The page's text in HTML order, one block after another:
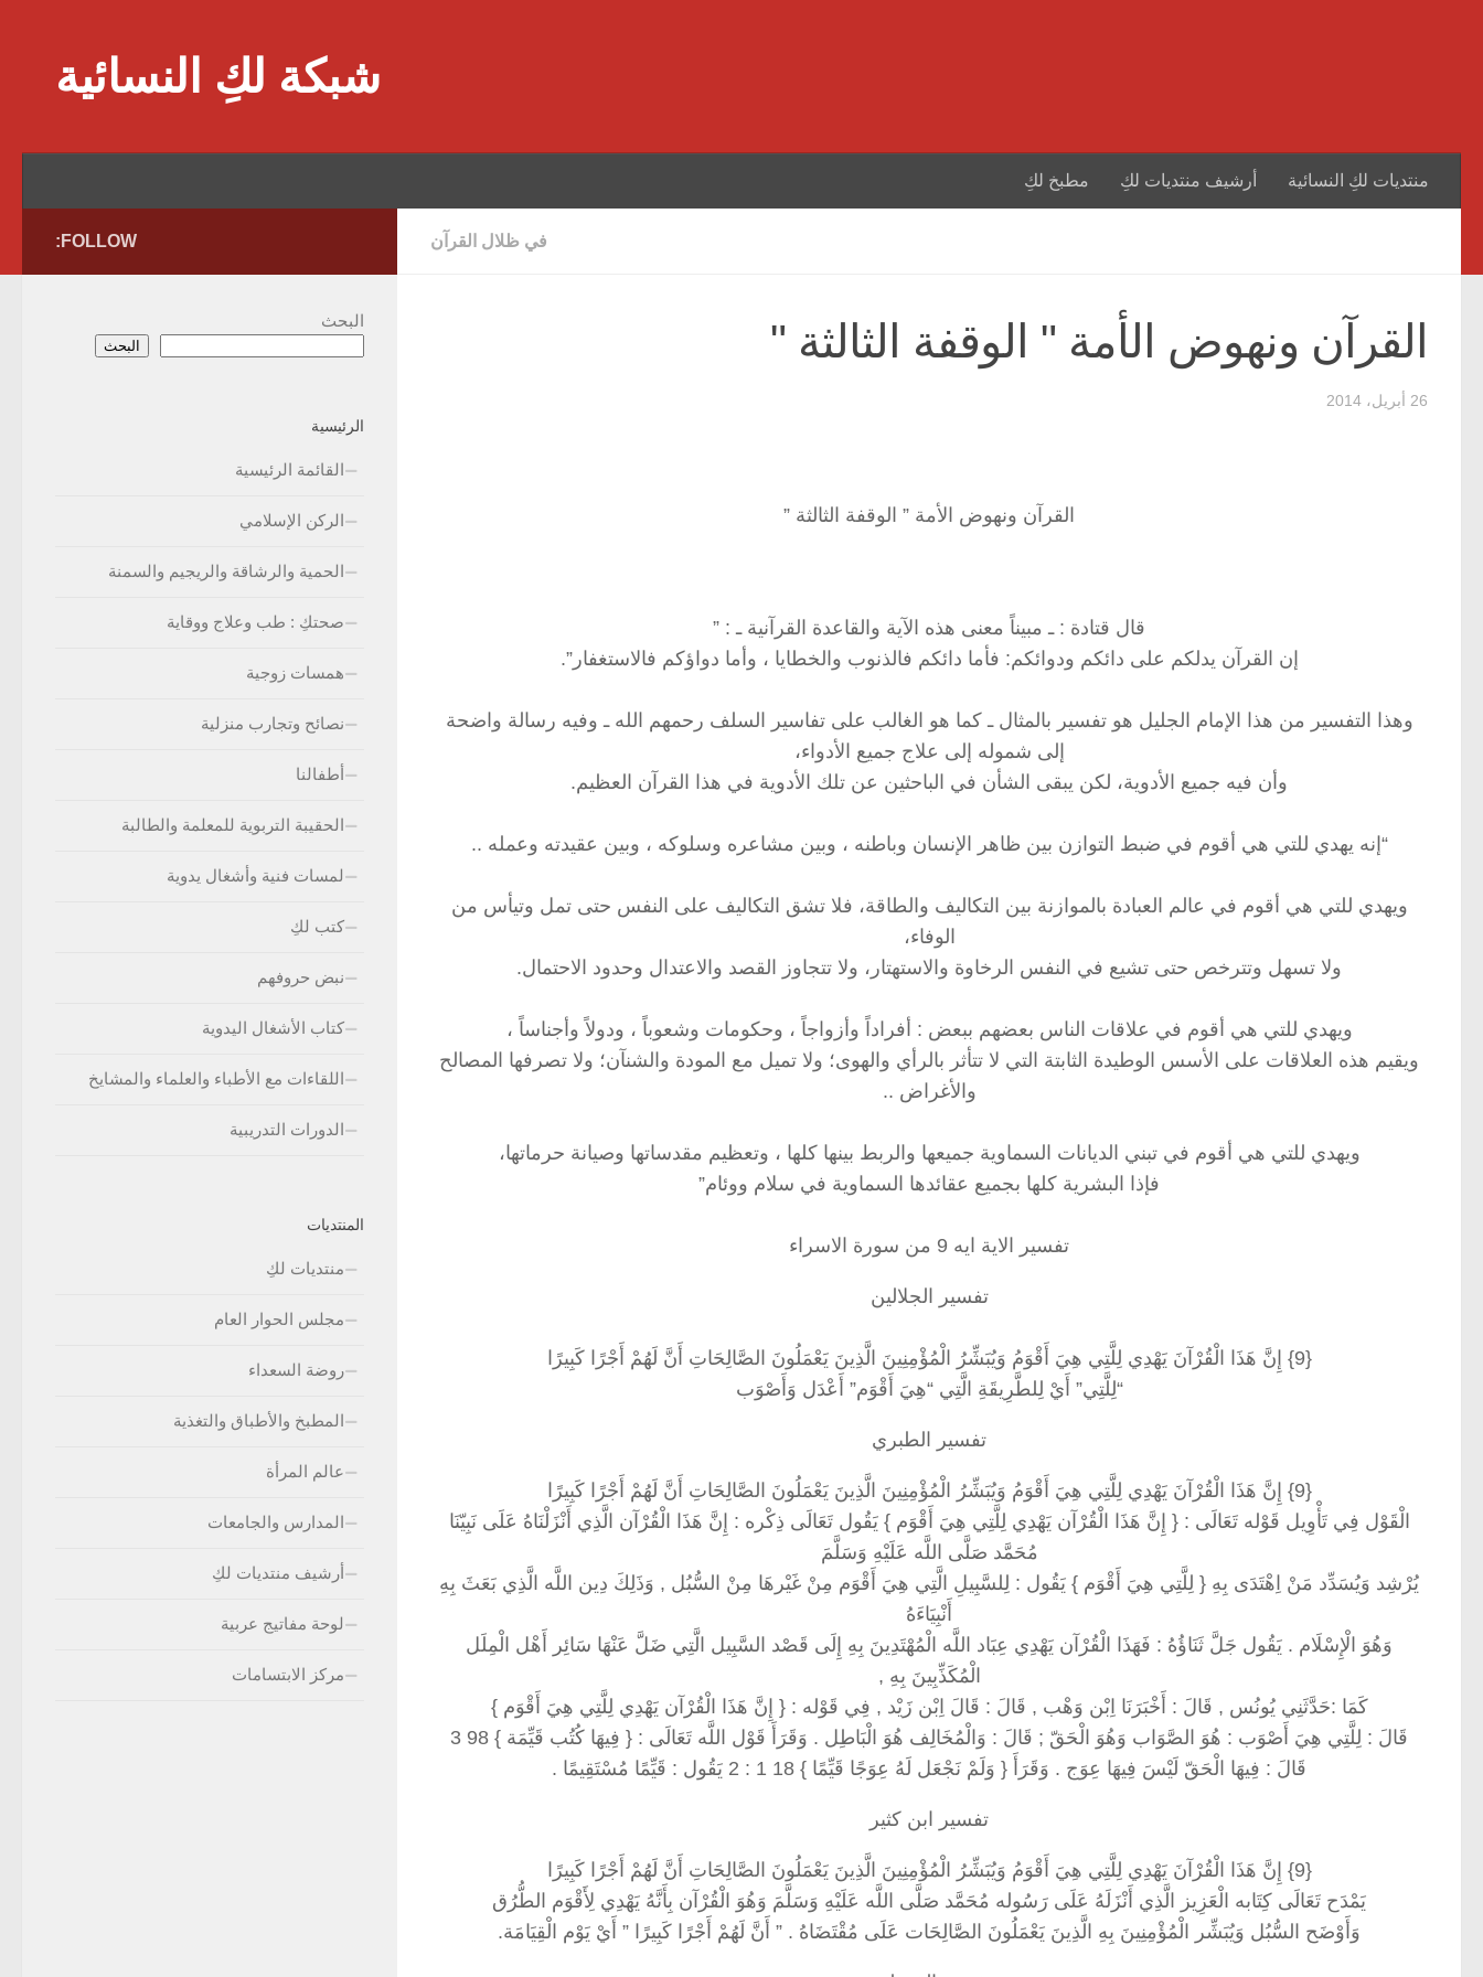
شبكة لكِ النسائية
منتديات لكِ النسائية أرشيف منتديات لكِ مطبخ لكِ
في ظلال القرآن
القرآن ونهوض الأمة " الوقفة الثالثة "
26 أبريل، 2014
القرآن ونهوض الأمة ” الوقفة الثالثة ”
قال قتادة : ـ مبيناً معنى هذه الآية والقاعدة القرآنية ـ : ”
إن القرآن يدلكم على دائكم ودوائكم: فأما دائكم فالذنوب والخطايا ، وأما دواؤكم فالاستغفار”.
وهذا التفسير من هذا الإمام الجليل هو تفسير بالمثال ـ كما هو الغالب على تفاسير السلف رحمهم الله ـ وفيه رسالة واضحة
إلى شموله إلى علاج جميع الأدواء،
وأن فيه جميع الأدوية، لكن يبقى الشأن في الباحثين عن تلك الأدوية في هذا القرآن العظيم.
“إنه يهدي للتي هي أقوم في ضبط التوازن بين ظاهر الإنسان وباطنه ، وبين مشاعره وسلوكه ، وبين عقيدته وعمله ..
ويهدي للتي هي أقوم في عالم العبادة بالموازنة بين التكاليف والطاقة، فلا تشق التكاليف على النفس حتى تمل وتيأس من
الوفاء،
ولا تسهل وتترخص حتى تشيع في النفس الرخاوة والاستهتار، ولا تتجاوز القصد والاعتدال وحدود الاحتمال.
ويهدي للتي هي أقوم في علاقات الناس بعضهم ببعض : أفراداً وأزواجاً ، وحكومات وشعوباً ، ودولاً وأجناساً ،
ويقيم هذه العلاقات على الأسس الوطيدة الثابتة التي لا تتأثر بالرأي والهوى؛ ولا تميل مع المودة والشنآن؛ ولا تصرفها المصالح
والأغراض ..
ويهدي للتي هي أقوم في تبني الديانات السماوية جميعها والربط بينها كلها ، وتعظيم مقدساتها وصيانة حرماتها،
فإذا البشرية كلها بجميع عقائدها السماوية في سلام ووئام”
تفسير الاية ايه 9 من سورة الاسراء
تفسير الجلالين
{9} إِنَّ هَذَا الْقُرْآنَ يَهْدِي لِلَّتِي هِيَ أَقْوَمُ وَيُبَشِّرُ الْمُؤْمِنِينَ الَّذِينَ يَعْمَلُونَ الصَّالِحَاتِ أَنَّ لَهُمْ أَجْرًا كَبِيرًا
“لِلَّتِي” أَيْ لِلطَّرِيقَةِ الَّتِي “هِيَ أَقْوَم” أَعْدَل وَأَصْوَب
تفسير الطبري
{9} إِنَّ هَذَا الْقُرْآنَ يَهْدِي لِلَّتِي هِيَ أَقْوَمُ وَيُبَشِّرُ الْمُؤْمِنِينَ الَّذِينَ يَعْمَلُونَ الصَّالِحَاتِ أَنَّ لَهُمْ أَجْرًا كَبِيرًا
الْقَوْل فِي تَأْوِيل قَوْله تَعَالَى : { إِنَّ هَذَا الْقُرْآن يَهْدِي لِلَّتِي هِيَ أَقْوَم } يَقُول تَعَالَى ذِكْره : إِنَّ هَذَا الْقُرْآن الَّذِي أَنْزَلْنَاهُ عَلَى نَبِيّنَا
مُحَمَّد صَلَّى اللَّه عَلَيْهِ وَسَلَّمَ
يُرْشِد وَيُسَدِّد مَنْ اِهْتَدَى بِهِ { لِلَّتِي هِيَ أَقْوَم } يَقُول : لِلسَّبِيلِ الَّتِي هِيَ أَقْوَم مِنْ غَيْرهَا مِنْ السُّبُل , وَذَلِكَ دِين اللَّه الَّذِي بَعَثَ بِهِ
أَنْبِيَاءَهُ
وَهُوَ الْإِسْلَام . يَقُول جَلَّ ثَنَاؤُهُ : فَهَذَا الْقُرْآن يَهْدِي عِبَاد اللَّه الْمُهْتَدِينَ بِهِ إِلَى قَصْد السَّبِيل الَّتِي ضَلَّ عَنْهَا سَائِر أَهْل الْمِلَل
الْمُكَذِّبِينَ بِهِ ,
كَمَا :حَدَّثَنِي يُونُس , قَالَ : أَخْبَرَنَا اِبْن وَهْب , قَالَ : قَالَ اِبْن زَيْد , فِي قَوْله : { إِنَّ هَذَا الْقُرْآن يَهْدِي لِلَّتِي هِيَ أَقْوَم }
قَالَ : لِلَّتِي هِيَ أَصْوَب : هُوَ الصَّوَاب وَهُوَ الْحَقّ ; قَالَ : وَالْمُخَالِف هُوَ الْبَاطِل . وَقَرَأَ قَوْل اللَّه تَعَالَى : { فِيهَا كُتُب قَيِّمَة } 98 3
قَالَ : فِيهَا الْحَقّ لَيْسَ فِيهَا عِوَج . وَقَرَأَ { وَلَمْ نَجْعَل لَهُ عِوَجًا قَيِّمًا } 18 1 : 2 يَقُول : قَيِّمًا مُسْتَقِيمًا .
تفسير ابن كثير
{9} إِنَّ هَذَا الْقُرْآنَ يَهْدِي لِلَّتِي هِيَ أَقْوَمُ وَيُبَشِّرُ الْمُؤْمِنِينَ الَّذِينَ يَعْمَلُونَ الصَّالِحَاتِ أَنَّ لَهُمْ أَجْرًا كَبِيرًا
يَمْدَح تَعَالَى كِتَابه الْعَزِيز الَّذِي أَنْزَلَهُ عَلَى رَسُوله مُحَمَّد صَلَّى اللَّه عَلَيْهِ وَسَلَّمَ وَهُوَ الْقُرْآن بِأَنَّهُ يَهْدِي لِأَقْوَم الطُّرُق
وَأَوْضَح السُّبُل وَيُبَشِّر الْمُؤْمِنِينَ بِهِ الَّذِينَ يَعْمَلُونَ الصَّالِحَات عَلَى مُقْتَضَاهُ . ” أَنَّ لَهُمْ أَجْرًا كَبِيرًا ” أَيْ يَوْم الْقِيَامَة.
FOLLOW:
البحث
البحث
الرئيسية
القائمة الرئيسية
الركن الإسلامي
الحمية والرشاقة والريجيم والسمنة
صحتكِ : طب وعلاج ووقاية
همسات زوجية
نصائح وتجارب منزلية
أطفالنا
الحقيبة التربوية للمعلمة والطالبة
لمسات فنية وأشغال يدوية
كتب لكِ
نبض حروفهم
كتاب الأشغال اليدوية
اللقاءات مع الأطباء والعلماء والمشايخ
الدورات التدريبية
المنتديات
منتديات لكِ
مجلس الحوار العام
روضة السعداء
المطبخ والأطباق والتغذية
عالم المرأة
المدارس والجامعات
أرشيف منتديات لكِ
لوحة مفاتيج عربية
مركز الابتسامات